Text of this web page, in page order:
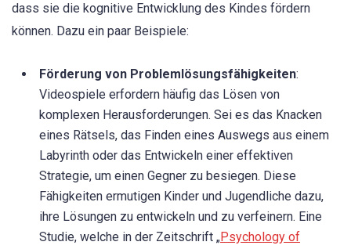
dass sie die kognitive Entwicklung des Kindes fördern
können. Dazu ein paar Beispiele:
Förderung von Problemlösungsfähigkeiten:
Videospiele erfordern häufig das Lösen von
komplexen Herausforderungen. Sei es das Knacken
eines Rätsels, das Finden eines Auswegs aus einem
Labyrinth oder das Entwickeln einer effektiven
Strategie, um einen Gegner zu besiegen. Diese
Fähigkeiten ermutigen Kinder und Jugendliche dazu,
ihre Lösungen zu entwickeln und zu verfeinern. Eine
Studie, welche in der Zeitschrift „Psychology of